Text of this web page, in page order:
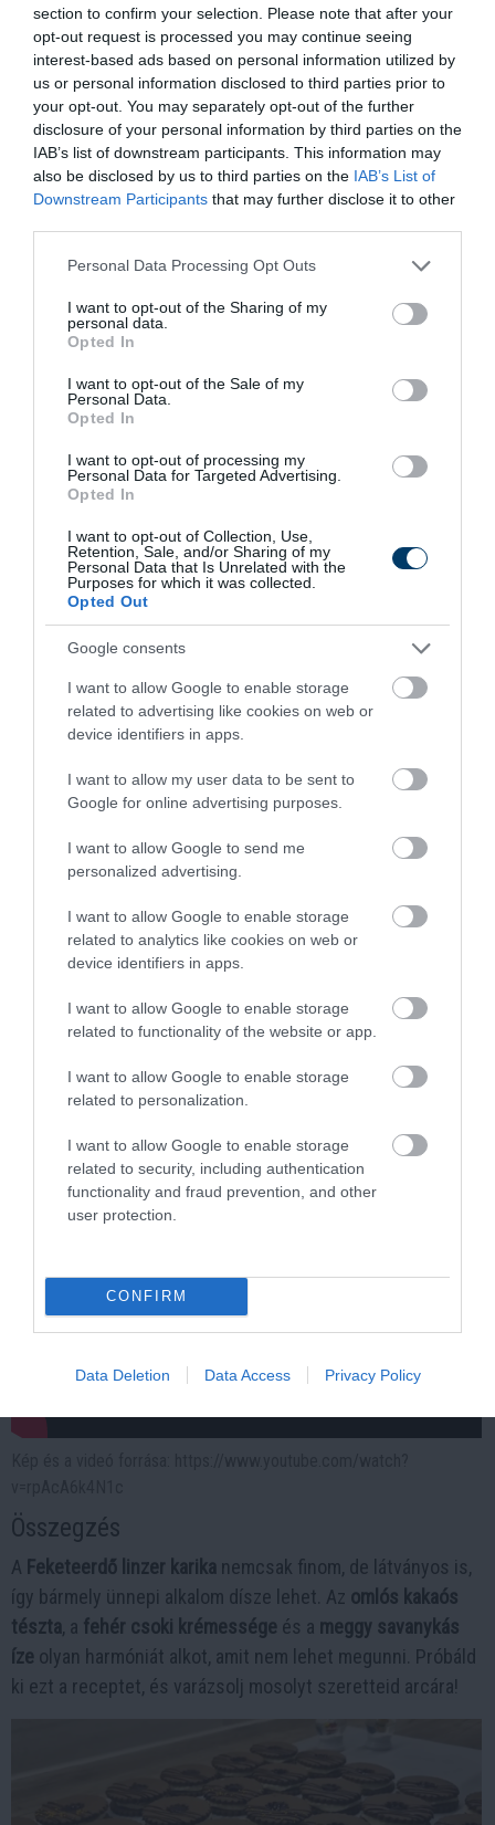
section to confirm your selection. Please note that after your
opt-out request is processed you may continue seeing
interest-based ads based on personal information utilized by
us or personal information disclosed to third parties prior to
your opt-out. You may separately opt-out of the further
disclosure of your personal information by third parties on the
IAB’s list of downstream participants. This information may
also be disclosed by us to third parties on the IAB’s List of
Downstream Participants that may further disclose it to other
Please note that this website/app uses one or more Google
not limited to your visit or usage behaviour. You may click to
grant or deny consent to Google and its third-party tags to
use your data for below specified purposes in below Google
consent section.
Personal Data Processing Opt Outs
I want to opt-out of the Sharing of my
personal data.
Opted In
I want to opt-out of the Sale of my
Personal Data.
Opted In
I want to opt-out of processing my
Personal Data for Targeted Advertising.
Opted In
I want to opt-out of Collection, Use,
Retention, Sale, and/or Sharing of my
Personal Data that Is Unrelated with the
Purposes for which it was collected.
Opted Out
Google consents
I want to allow Google to enable storage
related to advertising like cookies on web or
device identifiers in apps.
I want to allow my user data to be sent to
Google for online advertising purposes.
I want to allow Google to send me
personalized advertising.
I want to allow Google to enable storage
related to analytics like cookies on web or
device identifiers in apps.
I want to allow Google to enable storage
related to functionality of the website or app.
I want to allow Google to enable storage
related to personalization.
I want to allow Google to enable storage
related to security, including authentication
functionality and fraud prevention, and other
user protection.
CONFIRM
Data Deletion Data Access Privacy Policy
Stop Eating These 3 Foods That Are Known to
Cause Parasites
More
382 84 85
4 h 31 min
5 Hidden Signs You Have Worms Inside Your
Body
More
492 100 397
One Teaspoon And All The Worms In The Body
Die Instantly
Összegzés
A Feketeerdő linzer karika nemcsak finom, de látványos is,
így bármely ünnepi alkalom dísze lehet. Az omlós kakaós
tészta, a fehér csoki krémessége és a meggy savanykás
íze olyan harmóniát alkot, amit nem lehet megunni. Próbáld
ki ezt a receptet, és varázsolj mosolyt szeretteid arcára!